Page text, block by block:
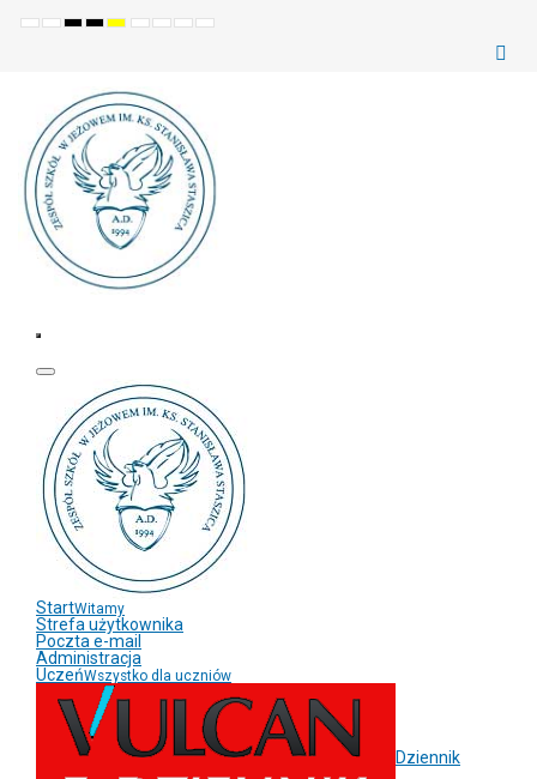
Ustawienia
TrybWysoki
Wysoki
Wysoki
SetSetMake
Set
StartWitamy
Strefa użytkownika
Poczta e-mail
Administracja
UczeńWszystko dla uczniów
Dziennik